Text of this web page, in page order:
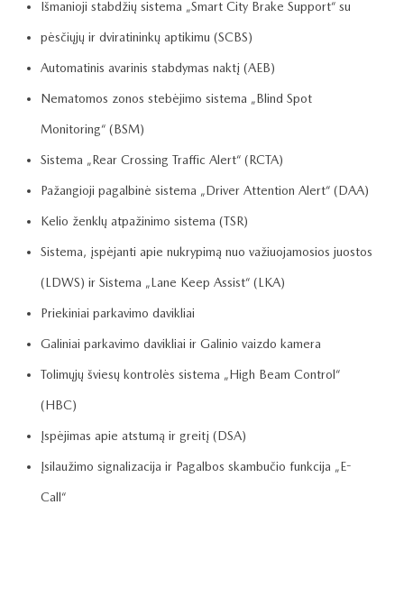
Išmanioji stabdžių sistema „Smart City Brake Support“ su
pėsčiųjų ir dviratininkų aptikimu (SCBS)
Automatinis avarinis stabdymas naktį (AEB)
Nematomos zonos stebėjimo sistema „Blind Spot
Monitoring“ (BSM)
Sistema „Rear Crossing Traffic Alert“ (RCTA)
Pažangioji pagalbinė sistema „Driver Attention Alert“ (DAA)
Kelio ženklų atpažinimo sistema (TSR)
Sistema, įspėjanti apie nukrypimą nuo važiuojamosios juostos
(LDWS) ir Sistema „Lane Keep Assist“ (LKA)
Priekiniai parkavimo davikliai
Galiniai parkavimo davikliai ir Galinio vaizdo kamera
Tolimųjų šviesų kontrolės sistema „High Beam Control“
(HBC)
Įspėjimas apie atstumą ir greitį (DSA)
Įsilaužimo signalizacija ir Pagalbos skambučio funkcija „E-
Call“